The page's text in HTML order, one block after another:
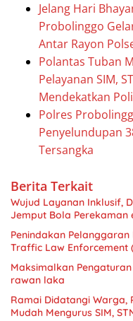
Jelang Hari
Probolinggo
Antar Rayon
Polantas Tuban
Pelayanan SIM,
Mendekatkan
Polres
Penyelundupan
Tersangka
Berita Terkait
Wujud Layanan Inklusif,
Jemput Bola Perekaman
Penindakan
Traffic Law Enforcement
Maksimalkan
rawan laka
Ramai Didatangi Warga,
Mudah Mengurus SIM,